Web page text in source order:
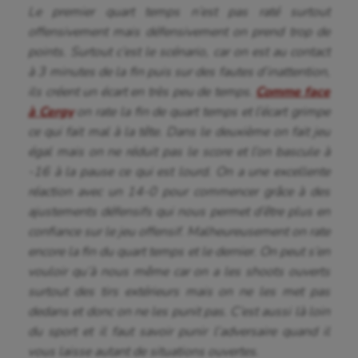
Le premier quart temps n’est pas raté surtout
offensivement mais défensivement on prend trop de
points. Surtout c’est le scénario, car on est au contact
à 3 minutes de la fin puis sur des fautes d’inattention,
ils créent un écart en très peu de temps. Comme face
à Cergyon rate la fin de quart temps et l’écart grimpe
ce qui fait mal à la tête. Dans le deuxième on fait jeu
égal mais on ne réduit pas le score et l’on bascule à
-16 à la pause ce qui est lourd. On a une excellente
réaction avec un 14-0 pour commencer grâce à des
ajustements défensifs qui nous permet d’être plus en
confiance sur le jeu offensif. Malheureusement on rate
encore la fin du quart temps et le dernier. On peut s’en
vouloir qu’à nous même car on a les shoots ouverts
surtout des tirs extérieurs mais on ne les met pas
dedans et donc on ne les punit pas. C’est aussi là loin
du sport et il faut savoir punir l’adversaire quand il
vous laisse autant de situations ouvertes.